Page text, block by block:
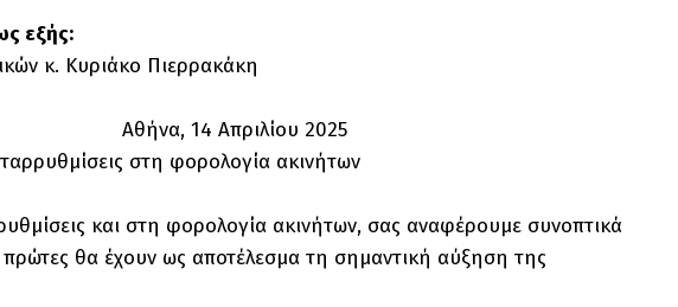
εξής:
κ. Κυριάκο Πιερρακάκη
2025
στη φορολογία ακινήτων
και στη φορολογία ακινήτων, σας αναφέρουμε συνοπτικά
πρώτες θα έχουν ως αποτέλεσμα τη σημαντική αύξηση της